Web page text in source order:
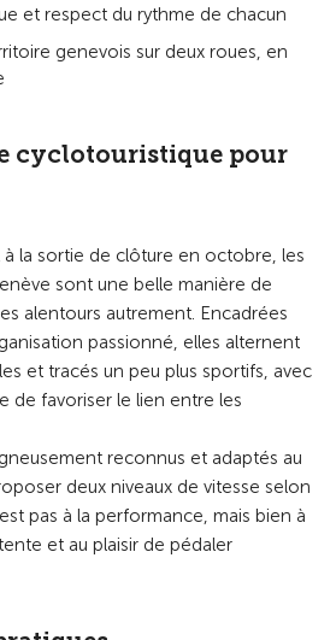
et respect du rythme de chacun
genevois sur deux roues, en
cyclotouristique pour
à la sortie de clôture en octobre, les
sont une belle manière de
alentours autrement. Encadrées
passionné, elles alternent
et tracés un peu plus sportifs, avec
de favoriser le lien entre les
reconnus et adaptés au
deux niveaux de vitesse selon
pas à la performance, mais bien à
et au plaisir de pédaler